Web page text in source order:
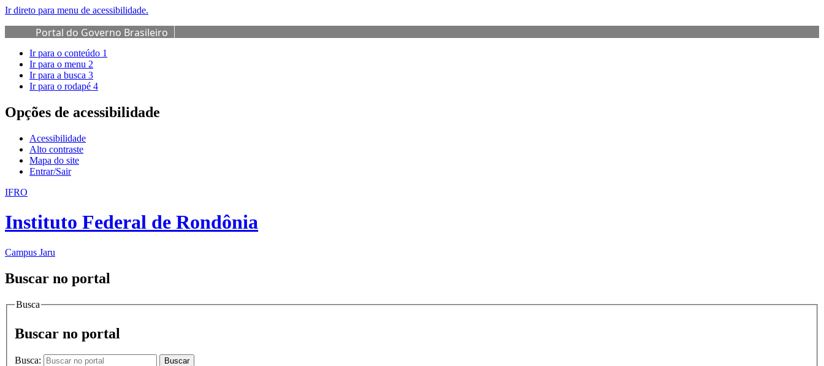
Ir direto para menu de acessibilidade.
Portal do Governo Brasileiro
Ir para o conteúdo 1
Ir para o menu 2
Ir para a busca 3
Ir para o rodapé 4
Opções de acessibilidade
Acessibilidade
Alto contraste
Mapa do site
Entrar/Sair
IFRO
Instituto Federal de Rondônia
Campus Jaru
Buscar no portal
Busca
Buscar no portal
Busca: Buscar